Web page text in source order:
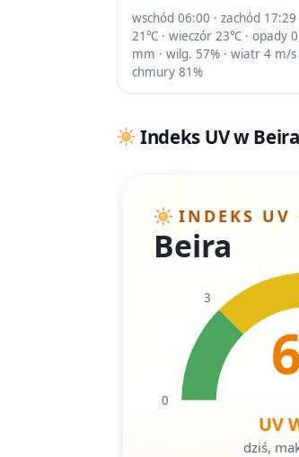
wschód 06:00 · zachód 17:29
21℃ · wieczór 23℃ · opady
mm · wilg. 57% · wiatr 4 m/s
chmury 81%
Indeks UV w
INDEKS UV
Beira
0
3
UV
dziś,